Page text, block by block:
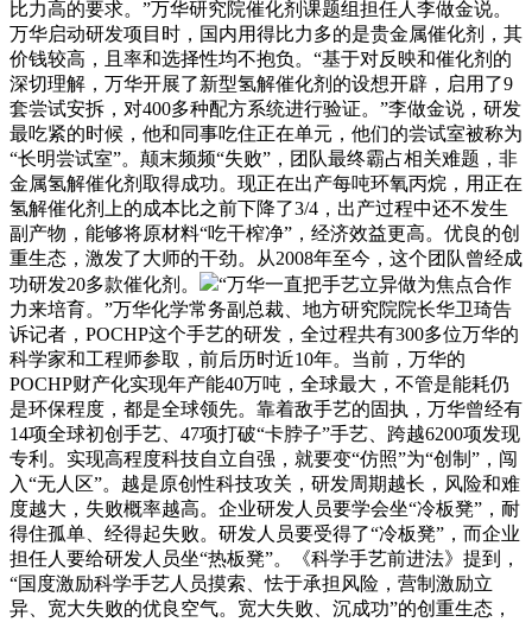
比力高的要求。”万华研究院催化剂课题组担任人李做金说。
万华启动研发项目时，国内用得比力多的是贵金属催化剂，其
价钱较高，且率和选择性均不抱负。“基于对反映和催化剂的
深切理解，万华开展了新型氢解催化剂的设想开辟，启用了9
套尝试安拆，对400多种配方系统进行验证。”李做金说，研发
最吃紧的时候，他和同事吃住正在单元，他们的尝试室被称为
“长明尝试室”。颠末频频“失败”，团队最终霸占相关难题，非
金属氢解催化剂取得成功。现正在出产每吨环氧丙烷，用正在
氢解催化剂上的成本比之前下降了3/4，出产过程中还不发生
副产物，能够将原材料“吃干榨净”，经济效益更高。优良的创
重生态，激发了大师的干劲。从2008年至今，这个团队曾经成
功研发20多款催化剂。
“万华一直把手艺立异做为焦点合作
力来培育。”万华化学常务副总裁、地方研究院院长华卫琦告
诉记者，POCHP这个手艺的研发，全过程共有300多位万华的
科学家和工程师参取，前后历时近10年。当前，万华的
POCHP财产化实现年产能40万吨，全球最大，不管是能耗仍
是环保程度，都是全球领先。靠着敌手艺的固执，万华曾经有
14项全球初创手艺、47项打破“卡脖子”手艺、跨越6200项发现
专利。实现高程度科技自立自强，就要变“仿照”为“创制”，闯
入“无人区”。越是原创性科技攻关，研发周期越长，风险和难
度越大，失败概率越高。企业研发人员要学会坐“冷板凳”，耐
得住孤单、经得起失败。研发人员要受得了“冷板凳”，而企业
担任人要给研发人员坐“热板凳”。《科学手艺前进法》提到，
“国度激励科学手艺人员摸索、怯于承担风险，营制激励立
异、宽大失败的优良空气。宽大失败、沉成功”的创重生态，